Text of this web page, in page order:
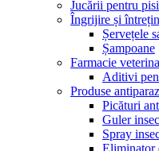
Jucării pentru
Îngrijire și
Șervețele
Șampoane
Farmacie
Aditivi
Produse
Picături
Guler
Spray
Eliminator